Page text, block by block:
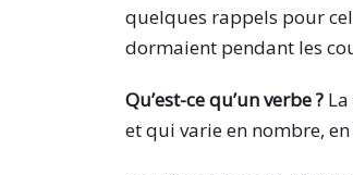
quelques rappels pour
dormaient pendant les
Qu’est-ce qu’un verbe ?La
et qui varie en nombre,